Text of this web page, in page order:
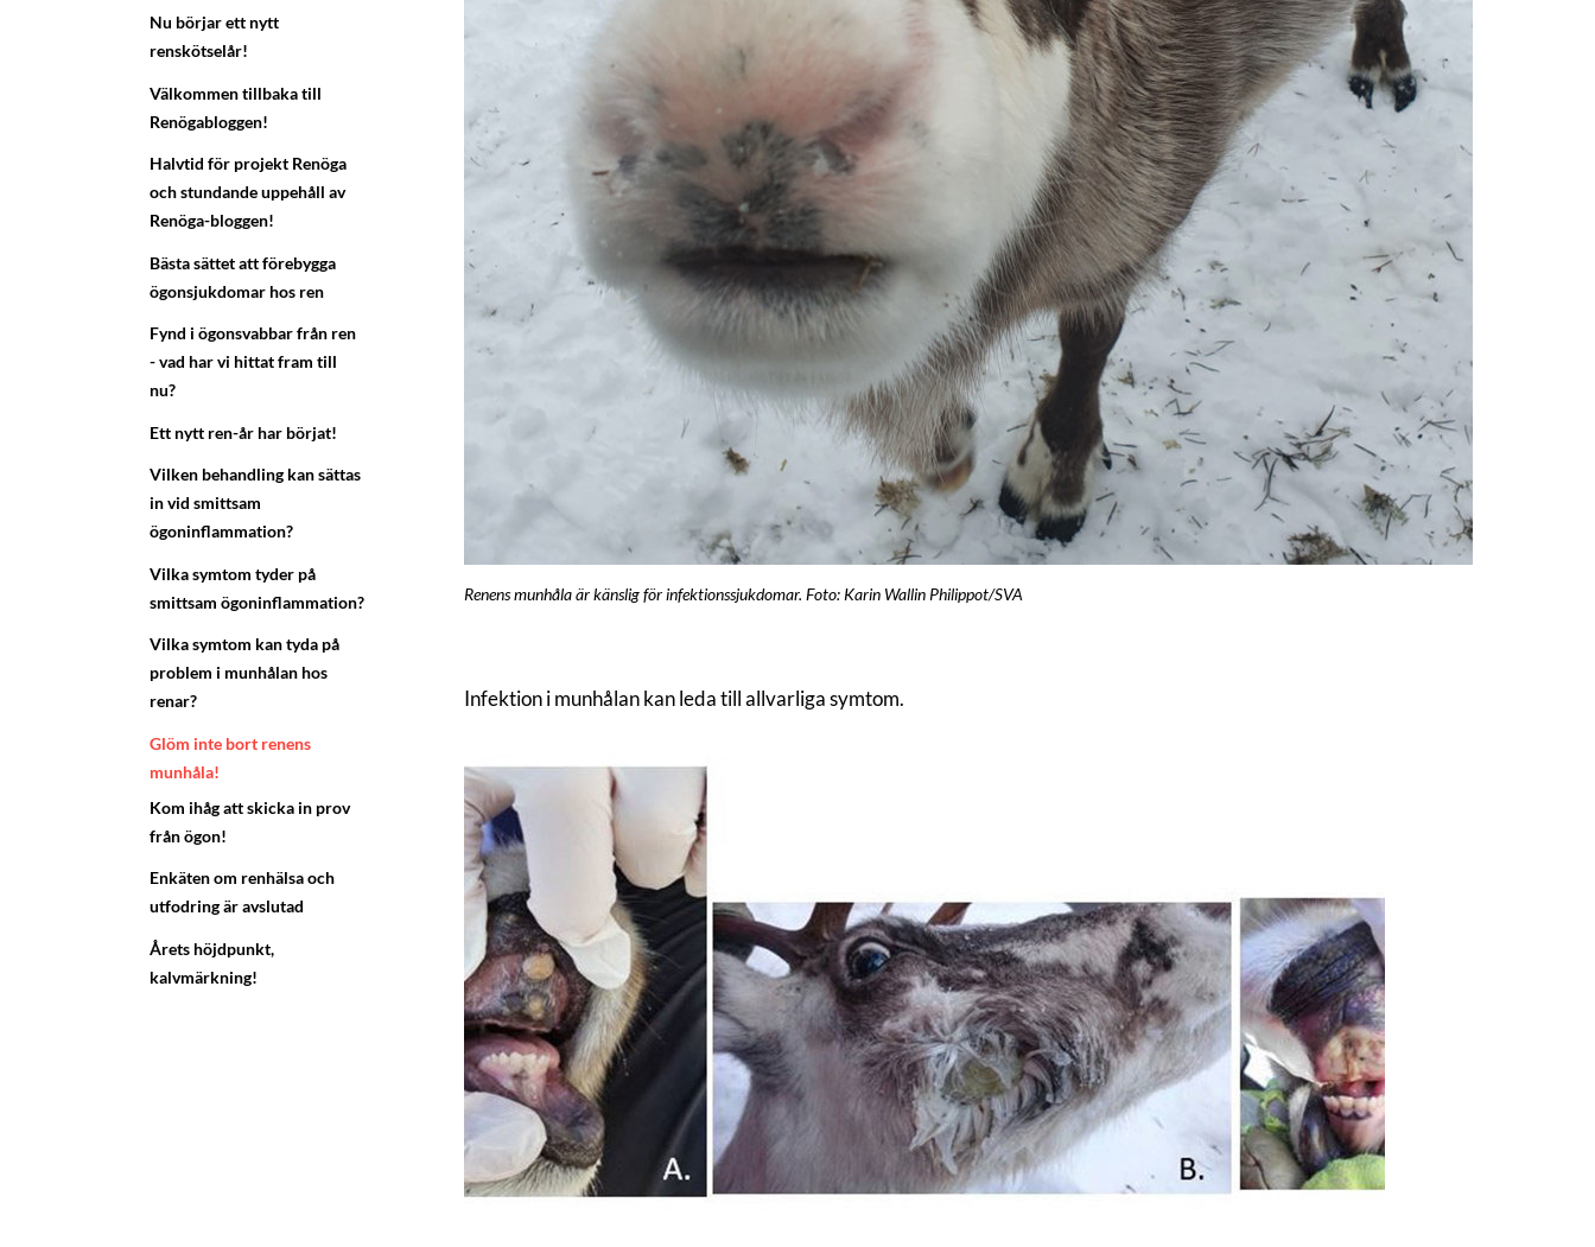
Nu börjar ett nytt
renskötselår!
Välkommen tillbaka till
Renögabloggen!
Halvtid för projekt Renöga
och stundande uppehåll av
Renöga-bloggen!
Bästa sättet att förebygga
ögonsjukdomar hos ren
Fynd i ögonsvabbar från ren
- vad har vi hittat fram till
nu?
Ett nytt ren-år har börjat!
Vilken behandling kan sättas
in vid smittsam
ögoninflammation?
Vilka symtom tyder på
smittsam ögoninflammation?
Vilka symtom kan tyda på
problem i munhålan hos
renar?
Glöm inte bort renens
munhåla!
Kom ihåg att skicka in prov
från ögon!
Enkäten om renhälsa och
utfodring är avslutad
Årets höjdpunkt,
kalvmärkning!
Renens munhåla är känslig för infektionssjukdomar. Foto: Karin Wallin Philippot/SVA
Infektion i munhålan kan leda till allvarliga symtom.